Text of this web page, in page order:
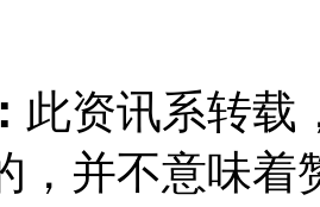
此资讯系转载
，并不意味着